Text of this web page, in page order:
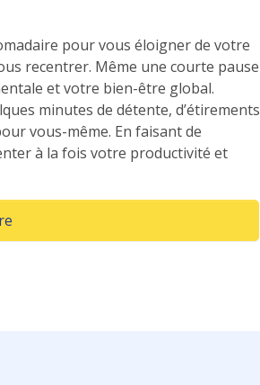
pour vous éloigner de votre
recentrer. Même une courte pause
et votre bien-être global.
minutes de détente, d’étirements
vous-même. En faisant de
à la fois votre productivité et